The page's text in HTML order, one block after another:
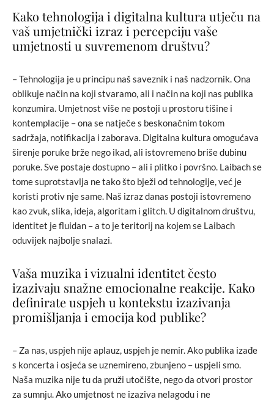
Kako tehnologija i digitalna kultura utječu na
vaš umjetnički izraz i percepciju vaše
umjetnosti u suvremenom društvu?
– Tehnologija je u principu naš saveznik i naš nadzornik. Ona
oblikuje način na koji stvaramo, ali i način na koji nas publika
konzumira. Umjetnost više ne postoji u prostoru tišine i
kontemplacije – ona se natječe s beskonačnim tokom
sadržaja, notifikacija i zaborava. Digitalna kultura omogućava
širenje poruke brže nego ikad, ali istovremeno briše dubinu
poruke. Sve postaje dostupno – ali i plitko i površno. Laibach se
tome suprotstavlja ne tako što bježi od tehnologije, već je
koristi protiv nje same. Naš izraz danas postoji istovremeno
kao zvuk, slika, ideja, algoritam i glitch. U digitalnom društvu,
identitet je fluidan – a to je teritorij na kojem se Laibach
oduvijek najbolje snalazi.
Vaša muzika i vizualni identitet često
izazivaju snažne emocionalne reakcije. Kako
definirate uspjeh u kontekstu izazivanja
promišljanja i emocija kod publike?
– Za nas, uspjeh nije aplauz, uspjeh je nemir. Ako publika izađe
s koncerta i osjeća se uznemireno, zbunjeno – uspjeli smo.
Naša muzika nije tu da pruži utočište, nego da otvori prostor
za sumnju. Ako umjetnost ne izaziva nelagodu i ne